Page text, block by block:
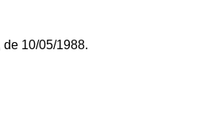
de 10/05/1988.